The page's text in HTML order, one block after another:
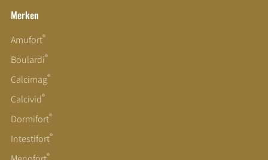
Merken
Amufort®
Boulardi®
Calcimag®
Calcivid®
Dormifort®
Intestifort®
®